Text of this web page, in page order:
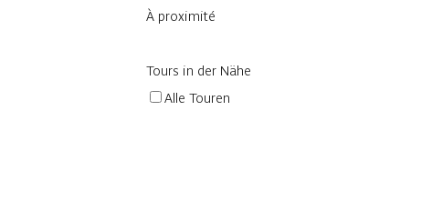
À proximité
Tours in der Nähe
Alle Touren